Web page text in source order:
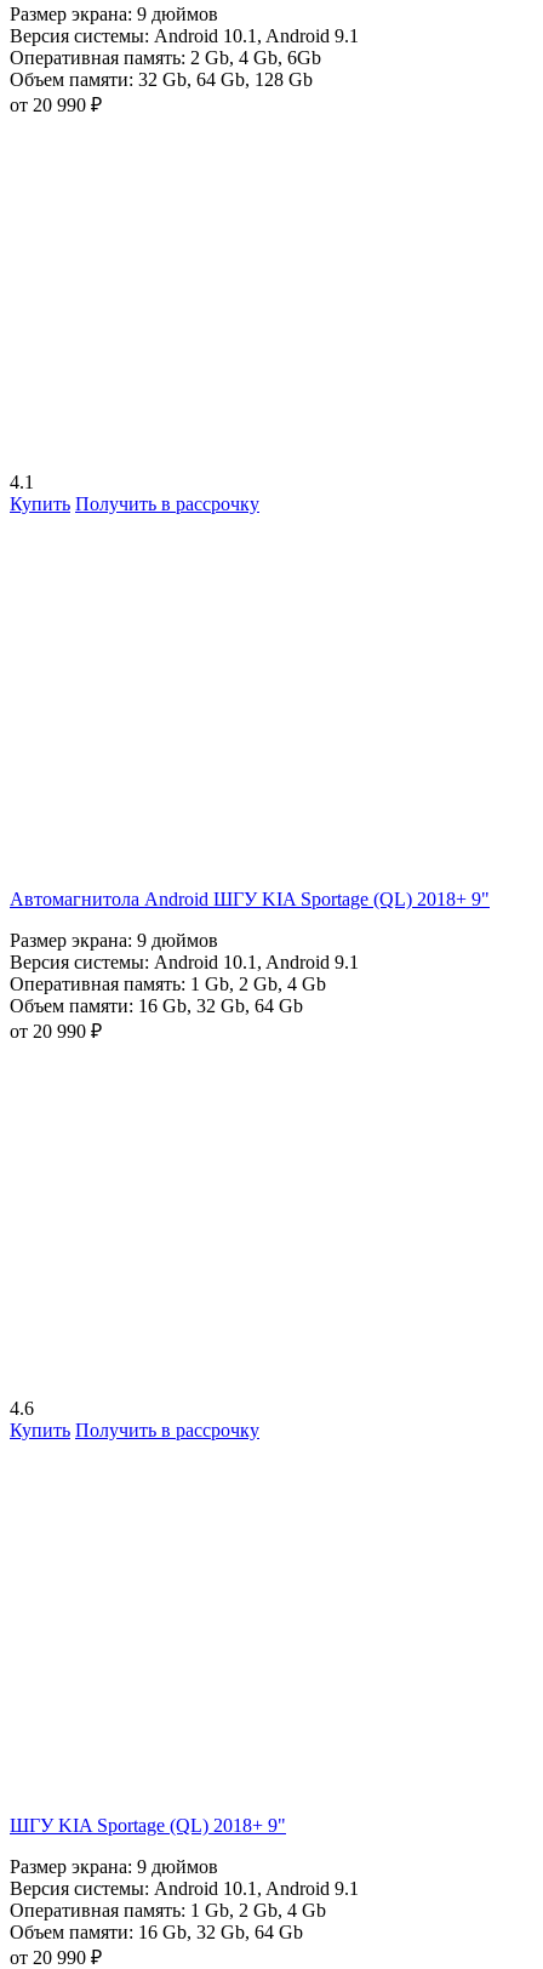
Размер экрана: 9 дюймов
Версия системы: Android 10.1 , Android 9.1
Оперативная память: 2 Gb, 4 Gb, 6Gb
Объем памяти: 32 Gb, 64 Gb, 128 Gb
от 20 990 ₽
4.1
Купить Получить в рассрочку
Автомагнитола Android ШГУ KIA Sportage (QL) 2018+ 9"
Размер экрана: 9 дюймов
Версия системы: Android 10.1 , Android 9.1
Оперативная память: 1 Gb, 2 Gb, 4 Gb
Объем памяти: 16 Gb, 32 Gb, 64 Gb
от 20 990 ₽
4.6
Купить Получить в рассрочку
ШГУ KIA Sportage (QL) 2018+ 9"
Размер экрана: 9 дюймов
Версия системы: Android 10.1 , Android 9.1
Оперативная память: 1 Gb, 2 Gb, 4 Gb
Объем памяти: 16 Gb, 32 Gb, 64 Gb
от 20 990 ₽